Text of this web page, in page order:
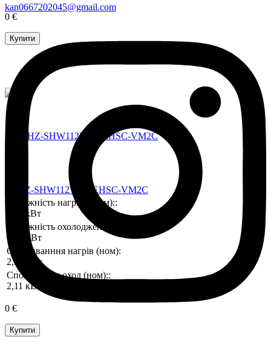
0 €
Купити
PUHZ-SHW112YAA/EHSC-VM2C
Потужність нагріву (ном)::
11,2 кВт
Потужність охолодження (ном)::
10,0 кВт
Споживанння нагрів (ном):
2,51 кВт
Споживання охол (ном)::
2,11 кВт
0 €
Купити
kan0667202045@gmail.com